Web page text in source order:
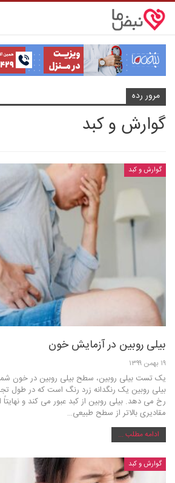
مرور رده
گوارش و کبد
گوارش و کبد
بیلی روبین در آزمایش خون
۱۹ بهمن ۱۳۹۹
یک تست بیلی روبین، سطح بیلی روبین در خون شما
بیلی روبین یک رنگدانه زرد رنگ است که در طول
رخ می دهد. بیلی روبین از کبد عبور می کند و
مقادیری بالاتر از سطح طبیعی…
ادامه مطلب ...
گوارش و کبد